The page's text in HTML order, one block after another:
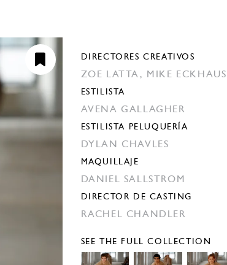
DIRECTORES CREATIVOS
ZOE LATTA, MIKE ECKHAUS
ESTILISTA
AVENA GALLAGHER
ESTILISTA PELUQUERÍA
DYLAN CHAVLES
MAQUILLAJE
DANIEL SALLSTROM
DIRECTOR DE CASTING
RACHEL CHANDLER
SEE THE FULL COLLECTION